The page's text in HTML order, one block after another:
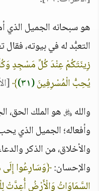
هو سبحانه الجميل الذي
التعبُّد له في بيوته، فقال
زِينَتَكُمْ عِنْدَ كُلِّ مَسْجِدٍ
يُحِبُّ الْمُسْرِفِينَ(٣١) ﴾
والله ﷿ هو الملك الحق،
وأفعاله؛ الجميل الذي
والأخلاق، من الذكر
والإحسان:﴿وَسَارِعُوا
السَّمَاوَاتُ وَالْأَرْضُ أُعِدَّتْ